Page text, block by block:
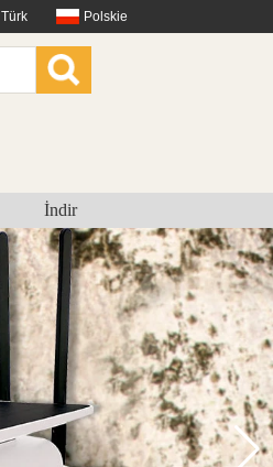
Türk Polskie
İndir